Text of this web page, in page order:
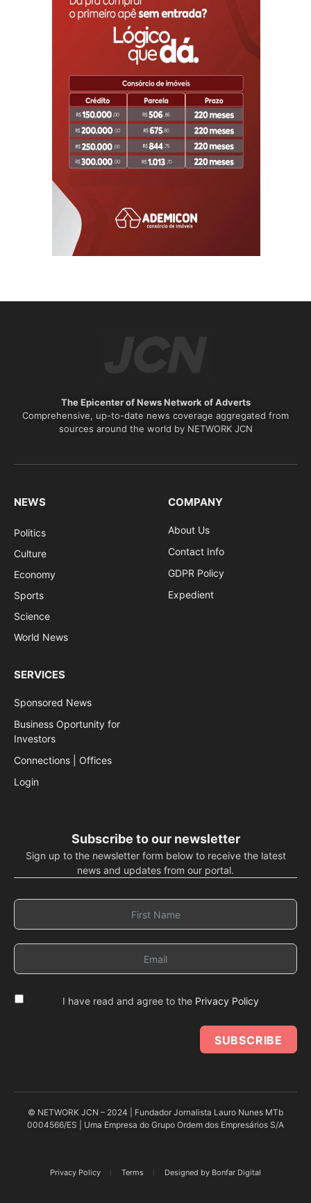
The Epicenter of News Network of Adverts
Comprehensive, up-to-date news coverage aggregated from
sources around the world by NETWORK JCN
NEWS
Politics
Culture
Economy
Sports
Science
World News
COMPANY
About Us
Contact Info
GDPR Policy
Expedient
SERVICES
Sponsored News
Business Oportunity for
Investors
Connections | Offices
Login
Subscribe to our newsletter
Sign up to the newsletter form below to receive the latest
news and updates from our portal.
I have read and agree to the Privacy Policy
SUBSCRIBE
© NETWORK JCN – 2024 | Fundador Jornalista Lauro Nunes MTb
0004566/ES | Uma Empresa do Grupo Ordem dos Empresários S/A
Privacy Policy Terms Designed by Bonfar Digital